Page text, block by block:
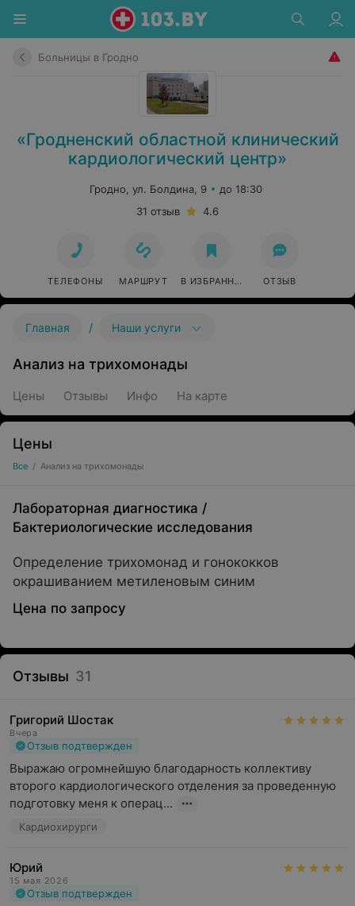
Больницы в Гродно
«Гродненский областной клинический
кардиологический центр»
Гродно, ул. Болдина, 9
до 18:30
31 отзыв
4.6
ТЕЛЕФОНЫ МАРШРУТ В ИЗБРАННОЕ ОТЗЫВ
Главная / Наши услуги
Анализ на трихомонады
Цены Отзывы Инфо На карте
Цены
Все / Анализ на трихомонады
Лабораторная диагностика /
Бактериологические исследования
Определение трихомонад и гонококков
окрашиванием метиленовым синим
Цена по запросу
Отзывы 31
Григорий Шостак
Вчера
Отзыв подтвержден
Выражаю огромнейшую благодарность коллективу
второго кардиологического отделения за проведенную
подготовку меня к операц...
Кардиохирурги
Юрий
15 мая 2026
Отзыв подтвержден